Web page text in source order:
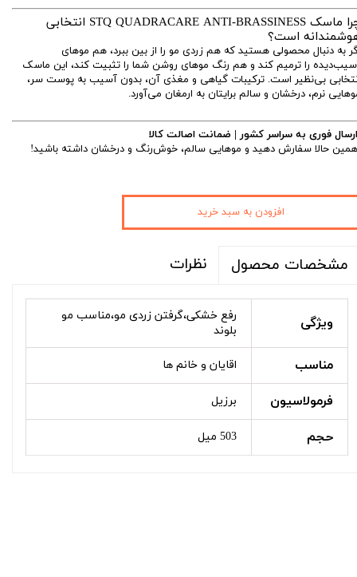
چرا ماسک STQ QUADRACARE ANTI-BRASSINESS انتخابی
است؟
به دنبال محصولی هستید که هم زردی مو را از بین ببرد، هم موهای
را ترمیم کند و هم رنگ موهای روشن شما را تثبیت کند، این ماسک
بی‌نظیر است. ترکیبات گیاهی و مغذی آن، بدون آسیب به پوست سر،
نرم، درخشان و سالم برایتان به ارمغان می‌آورد.
ارسال فوری به سراسر کشور | ضمانت اصالت کالا
حالا سفارش دهید و موهایی سالم، خوش‌رنگ و درخشان داشته باشید!
افزودن به سبد خرید
مشخصات محصول نظرات
ویژگی
رفع خشکی،گرفتن زردی مو،مناسب مو
بلوند
مناسب اقایان و خانم ها
فرمولاسیون برزیل
حجم 503 میل